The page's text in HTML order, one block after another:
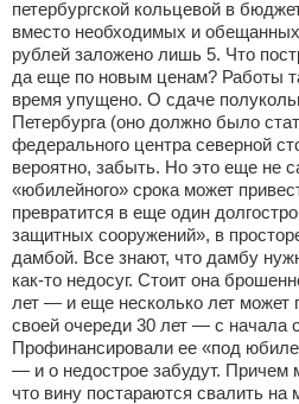
петербургской кольцевой в
вместо необходимых и
рублей заложено лишь 5. Что
да еще по новым ценам? Работы
время упущено. О сдаче
Петербурга (оно должно было
федерального центра северной
вероятно, забыть. Но это еще не
«юбилейного» срока может
превратится в еще один
защитных сооружений», в
дамбой. Все знают, что дамбу
как-то недосуг. Стоит она
лет — и еще несколько лет может
своей очереди 30 лет — с начала
Профинансировали ее «под
— и о недострое забудут. Причем
что вину постараются свалить